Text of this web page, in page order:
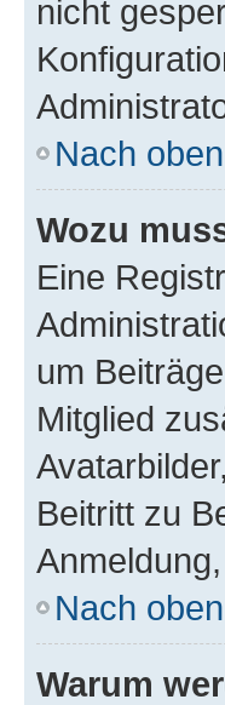
nicht
Nach oben
Wozu
Eine
um
Mitglied
Beitritt zu
Nach oben
Warum